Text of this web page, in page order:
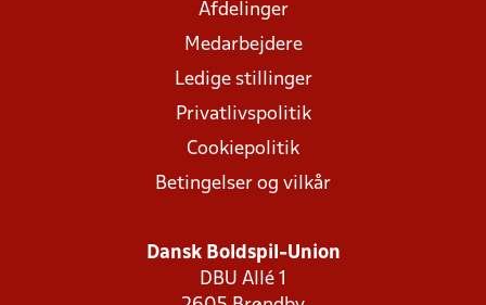
Afdelinger
Medarbejdere
Ledige stillinger
Privatlivspolitik
Cookiepolitik
Betingelser og vilkår
Dansk Boldspil-Union
DBU Allé 1